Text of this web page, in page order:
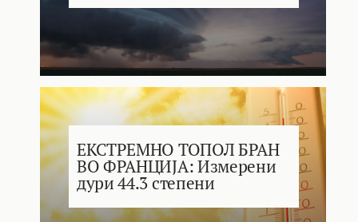
ЕКСТРЕМНО ТОПОЛ БРАН
ВО ФРАНЦИЈА: Измерени
дури 44.3 степени